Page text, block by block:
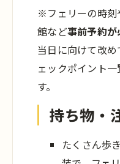
※フェリーの時刻
館など事前予約
当日に向けて改
ェックポイント
す。
持ち物・
たくさん歩